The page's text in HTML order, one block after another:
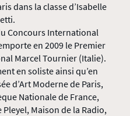
dans la classe d’Isabelle
Concours International
en 2009 le Premier
Marcel Tournier (Italie).
en soliste ainsi qu’en
d’Art Moderne de Paris,
Nationale de France,
Maison de la Radio,